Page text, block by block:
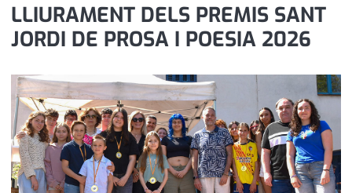
empresa
esports
medi ambient
opinió
contacte
telèfons
calendari
LLIURAMENT DELS PREMIS SANT
JORDI DE PROSA I POESIA 2026